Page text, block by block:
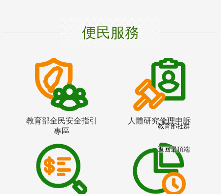
便民服務
教育部全民安全指引
專區
人體研究倫理申訴
教育部社群
返回最頂端